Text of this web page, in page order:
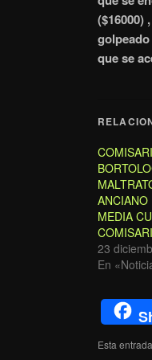
($16000)
que se
ANCIANO
MEDIA
23
En
Esta